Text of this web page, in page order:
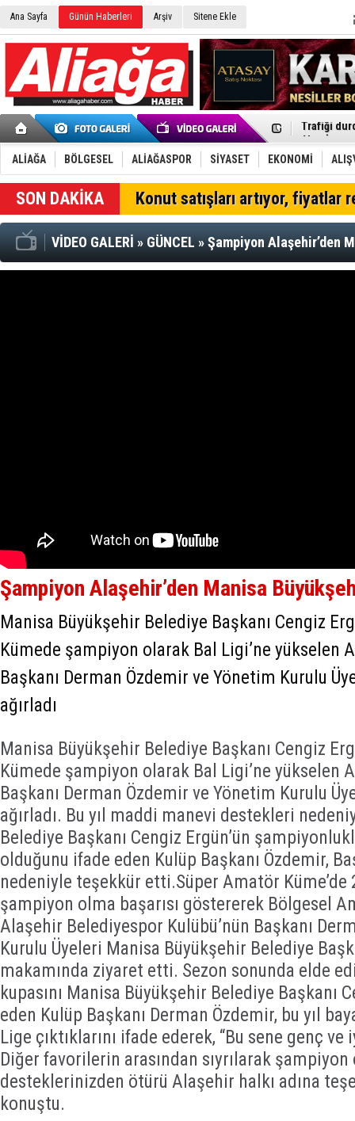
Ana Sayfa Günün Haberleri Arşiv Sitene Ekle
Menemen
Furkan
Chp
AK Parti
SOCAR
Alto,
Aliağa'daki
Chp
Dikili'de
Aliağa-
ALİAĞA BÖLGESEL ALİAĞASPOR SİYASET EKONOMİ
Konut satışları artıyor, fiyatlar
VİDEO GALERİ » GÜNCEL »Şampiyon Alaşehir’den
Şampiyon Alaşehir’den Manisa
Manisa Büyükşehir Belediye Başkanı Cengiz
Kümede şampiyon olarak Bal Ligi’ne yükselen
Başkanı Derman Özdemir ve Yönetim Kurulu
ağırladı
Manisa Büyükşehir Belediye Başkanı Cengiz
Kümede şampiyon olarak Bal Ligi’ne yükselen
Başkanı Derman Özdemir ve Yönetim Kurulu
ağırladı. Bu yıl maddi manevi destekleri
Belediye Başkanı Cengiz Ergün’ün
olduğunu ifade eden Kulüp Başkanı Özdemir,
nedeniyle teşekkür etti.Süper Amatör
şampiyon olma başarısı göstererek Bölgesel
Alaşehir Belediyespor Kulübü’nün Başkanı
Kurulu Üyeleri Manisa Büyükşehir Belediye
makamında ziyaret etti. Sezon sonunda elde
kupasını Manisa Büyükşehir Belediye Başkanı
eden Kulüp Başkanı Derman Özdemir, bu yıl
Lige çıktıklarını ifade ederek, “Bu sene genç
Diğer favorilerin arasından sıyrılarak
desteklerinizden ötürü Alaşehir halkı adına
konuştu.